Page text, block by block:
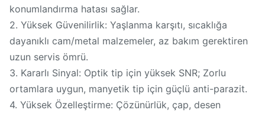
konumlandırma hatası sağlar.
2. Yüksek Güvenilirlik: Yaşlanma karşıtı, sıcaklığa
dayanıklı cam/metal malzemeler, az bakım gerektiren
uzun servis ömrü.
3. Kararlı Sinyal: Optik tip için yüksek SNR; Zorlu
ortamlara uygun, manyetik tip için güçlü anti-parazit.
4. Yüksek Özelleştirme: Çözünürlük, çap, desen